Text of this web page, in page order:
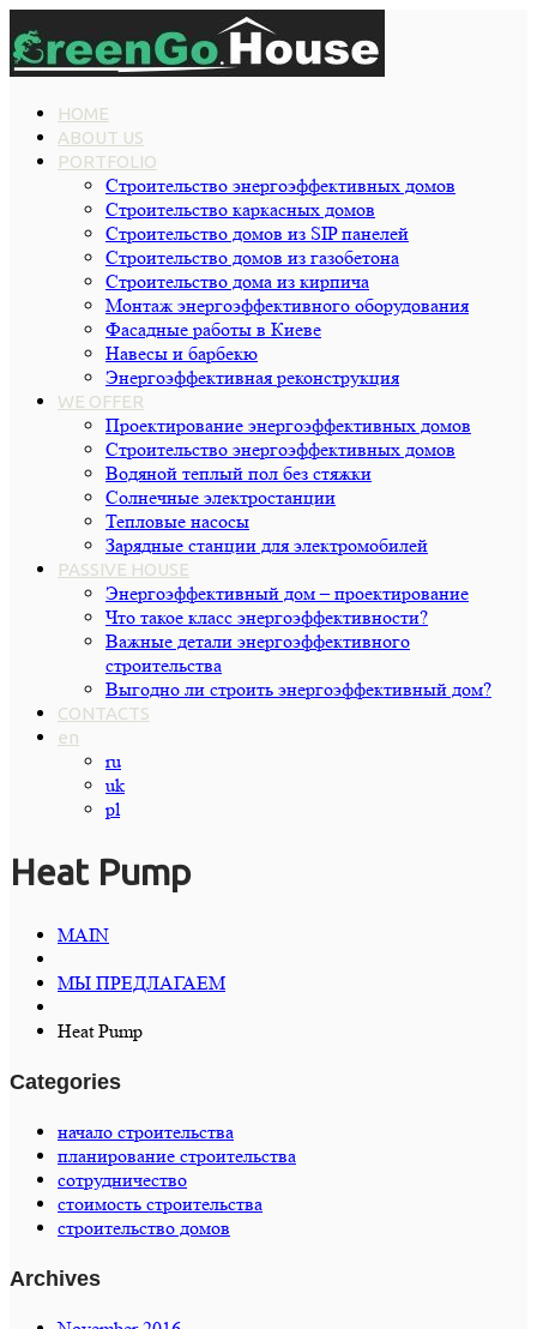
HOME
ABOUT US
PORTFOLIO
Строительство энергоэффективных домов
Строительство каркасных домов
Строительство домов из SIP панелей
Строительство домов из газобетона
Строительство дома из кирпича
Монтаж энергоэффективного оборудования
Фасадные работы в Киеве
Навесы и барбекю
Энергоэффективная реконструкция
WE OFFER
Проектирование энергоэффективных домов
Строительство энергоэффективных домов
Водяной теплый пол без стяжки
Cолнечные электростанции
Тепловые насосы
Зарядные станции для электромобилей
PASSIVE HOUSE
Энергоэффективный дом – проектирование
Что такое класс энергоэффективности?
Важные детали энергоэффективного
строительства
Выгодно ли строить энергоэффективный дом?
CONTACTS
en
ru
uk
pl
Heat Pump
MAIN
МЫ ПРЕДЛАГАЕМ
Heat Pump
Categories
начало строительства
планирование строительства
сотрудничество
стоимость строительства
строительство домов
Archives